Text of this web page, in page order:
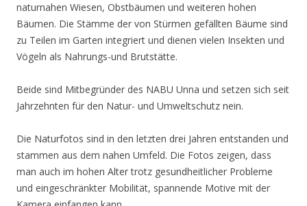
naturnahen Wiesen, Obstbäumen und weiteren hohen
Bäumen. Die Stämme der von Stürmen gefällten Bäume sind
zu Teilen im Garten integriert und dienen vielen Insekten und
Vögeln als Nahrungs-und Brutstätte.
Beide sind Mitbegründer des NABU Unna und setzen sich seit
Jahrzehnten für den Natur- und Umweltschutz nein.
Die Naturfotos sind in den letzten drei Jahren entstanden und
stammen aus dem nahen Umfeld. Die Fotos zeigen, dass
man auch im hohen Alter trotz gesundheitlicher Probleme
und eingeschränkter Mobilität, spannende Motive mit der